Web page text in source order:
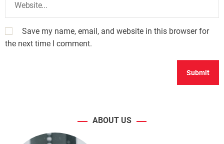
Save my name, email, and website in this browser for
the next time I comment.
ABOUT US